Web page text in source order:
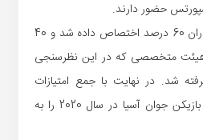
حضور دارند.
در این انتخابات، به آرا هواداران 60 درصد اختصاص داده شد و 40
هیئت متخصصی که در این نظرسنجی
شد. در نهایت با جمع امتیازات
مهدی قایدی عنوان بهترین بازیکن جوان آسیا در سال 2020 را به